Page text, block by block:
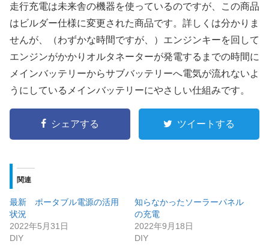
走行充電は未来舎の機器を使っているのですが、この商品
はビルダー仕様に変更された商品です。詳しくは分かりま
せんが、（わずかな時間ですが、）エンジンキーを回して
エンジンがかかりオルタネーターが発電するまでの時間に
メインバッテリーからサブバッテリーへ電気が流れないよ
うにしているメインバッテリーにやさしい仕組みです。
シェアする ツイートする
関連
最新 ポータブル電源の活用
状況
2022年5月31日
DIY
知らなかったソーラーパネル
の充電
2022年9月18日
DIY